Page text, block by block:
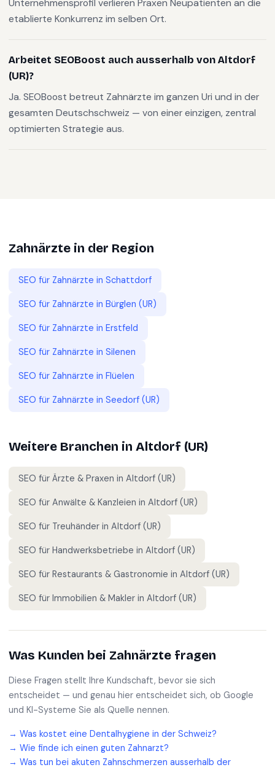
Unternehmensprofil verlieren Praxen Neupatienten an die
etablierte Konkurrenz im selben Ort.
Arbeitet SEOBoost auch ausserhalb von Altdorf
(UR)?
Ja. SEOBoost betreut Zahnärzte im ganzen Uri und in der
gesamten Deutschschweiz — von einer einzigen, zentral
optimierten Strategie aus.
Zahnärzte in der Region
SEO für Zahnärzte in Schattdorf
SEO für Zahnärzte in Bürglen (UR)
SEO für Zahnärzte in Erstfeld
SEO für Zahnärzte in Silenen
SEO für Zahnärzte in Flüelen
SEO für Zahnärzte in Seedorf (UR)
Weitere Branchen in Altdorf (UR)
SEO für Ärzte & Praxen in Altdorf (UR)
SEO für Anwälte & Kanzleien in Altdorf (UR)
SEO für Treuhänder in Altdorf (UR)
SEO für Handwerksbetriebe in Altdorf (UR)
SEO für Restaurants & Gastronomie in Altdorf (UR)
SEO für Immobilien & Makler in Altdorf (UR)
Was Kunden bei Zahnärzte fragen
Diese Fragen stellt Ihre Kundschaft, bevor sie sich
entscheidet — und genau hier entscheidet sich, ob Google
und KI-Systeme Sie als Quelle nennen.
→ Was kostet eine Dentalhygiene in der Schweiz?
→ Wie finde ich einen guten Zahnarzt?
→ Was tun bei akuten Zahnschmerzen ausserhalb der